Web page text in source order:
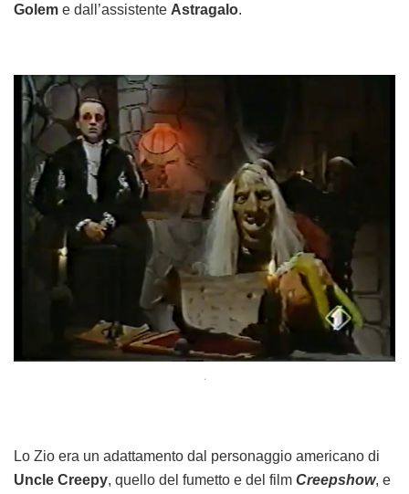
Golem e dall’assistente Astragalo.
.
Lo Zio era un adattamento dal personaggio americano di
Uncle Creepy, quello del fumetto e del film Creepshow, e